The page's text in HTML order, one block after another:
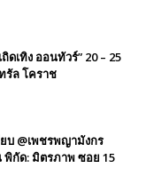
ดเทิง ออนทัวร์” 20 – 25
รัล โคราช
บ @เพชรพญามังกร
กัด: มิตรภาพ ซอย 15